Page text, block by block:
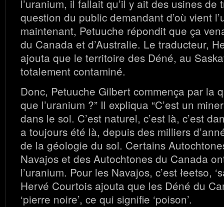
l’uranium, il fallait qu’il y ait des usines de
question du public demandant d’où vient
maintenant, Petuuche répondit que ça
du Canada et d’Australie. Le traducteur,
ajouta que le territoire des Déné, au
totalement contaminé.
Donc, Petuuche Gilbert commença par la
que l’uranium ?” Il expliqua “C’est un
dans le sol. C’est naturel, c’est là, c’est
a toujours été là, depuis des milliers
de la géologie du sol. Certains
Navajos et des Autochtones du Canada
l’uranium. Pour les Navajos, c’est łeetso,
Hervé Courtois ajouta que les Déné du
‘pierre noire’, ce qui signifie ‘poison’.